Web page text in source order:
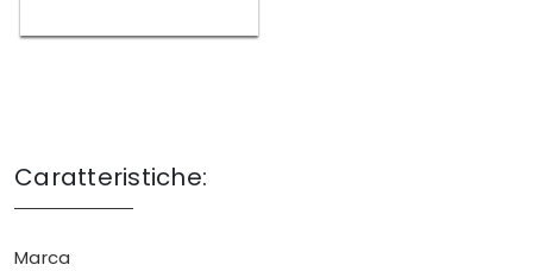
Caratteristiche:
Marca